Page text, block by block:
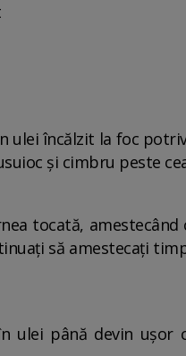
ulei încălzit la foc
și cimbru peste
tocată,
să amestecați
până devin ușor